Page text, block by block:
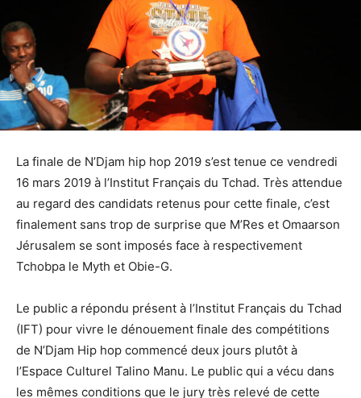
La finale de N’Djam hip hop 2019 s’est tenue ce vendredi
16 mars 2019 à l’Institut Français du Tchad. Très attendue
au regard des candidats retenus pour cette finale, c’est
finalement sans trop de surprise que M’Res et Omaarson
Jérusalem se sont imposés face à respectivement
Tchobpa le Myth et Obie-G.
Le public a répondu présent à l’Institut Français du Tchad
(IFT) pour vivre le dénouement finale des compétitions
de N’Djam Hip hop commencé deux jours plutôt à
l’Espace Culturel Talino Manu. Le public qui a vécu dans
les mêmes conditions que le jury très relevé de cette